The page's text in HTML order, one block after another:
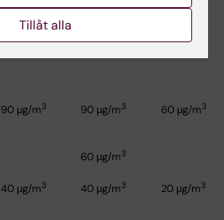
2 3 4
90 μg/m3 90 μg/m3 60 μg/m3
60 μg/m3
40 μg/m3 40 μg/m3 20 μg/m3
Tillåt alla